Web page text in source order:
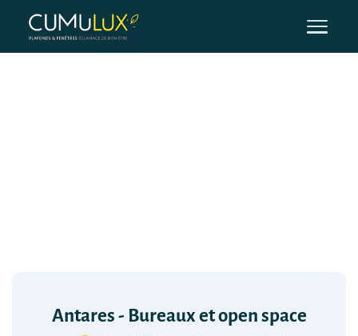
Antares - Bureaux et open space